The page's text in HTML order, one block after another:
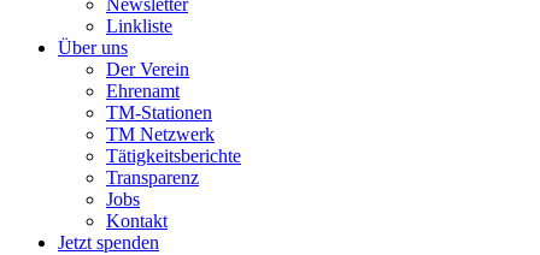
Newsletter
Linkliste
Über uns
Der Verein
Ehrenamt
TM-Stationen
TM Netzwerk
Tätigkeitsberichte
Transparenz
Jobs
Kontakt
Jetzt spenden